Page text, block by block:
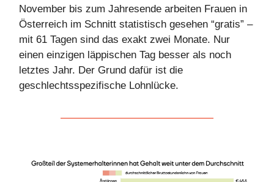
November bis zum Jahresende arbeiten Frauen in
Österreich im Schnitt statistisch gesehen “gratis” –
mit 61 Tagen sind das exakt zwei Monate. Nur
einen einzigen läppischen Tag besser als noch
letztes Jahr. Der Grund dafür ist die
geschlechtsspezifische Lohnlücke.